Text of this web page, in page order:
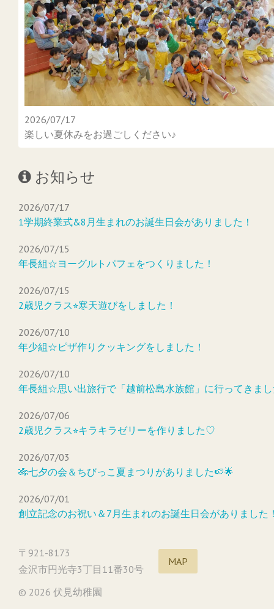
2026/07/17
楽しい夏休みをお過ごしください♪
お知らせ
2026/07/17
1学期終業式&8月生まれのお誕生日会がありました！
2026/07/15
年長組☆ヨーグルトパフェをつくりました！
2026/07/15
2歳児クラス⭐︎寒天遊びをしました！
2026/07/10
年少組☆ピザ作りクッキングをしました！
2026/07/10
年長組☆思い出旅行で「越前松島水族館」に行ってきま
2026/07/06
2歳児クラス⭐︎キラキラゼリーを作りました♡
2026/07/03
🎋七夕の会＆ちびっこ夏まつりがありました🍉🌟
2026/07/01
創立記念のお祝い＆7月生まれのお誕生日会がありました
〒921-8173
金沢市円光寺3丁目11番30号
MAP
© 2026 伏見幼稚園